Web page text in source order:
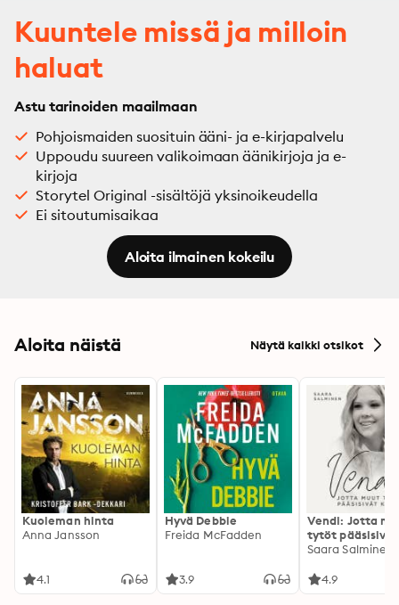
Kuuntele missä ja milloin
haluat
Astu tarinoiden maailmaan
Pohjoismaiden suosituin ääni- ja e-kirjapalvelu
Uppoudu suureen valikoimaan äänikirjoja ja e-
kirjoja
Storytel Original -sisältöjä yksinoikeudella
Ei sitoutumisaikaa
Aloita ilmainen kokeilu
Aloita näistä Näytä kaikki otsikot
Kuoleman hinta
Anna Jansson
4.1
Hyvä Debbie
Freida McFadden
3.9
Vendi: Jotta
tytöt pääsisivät
kotiin
Saara Salminen
4.9